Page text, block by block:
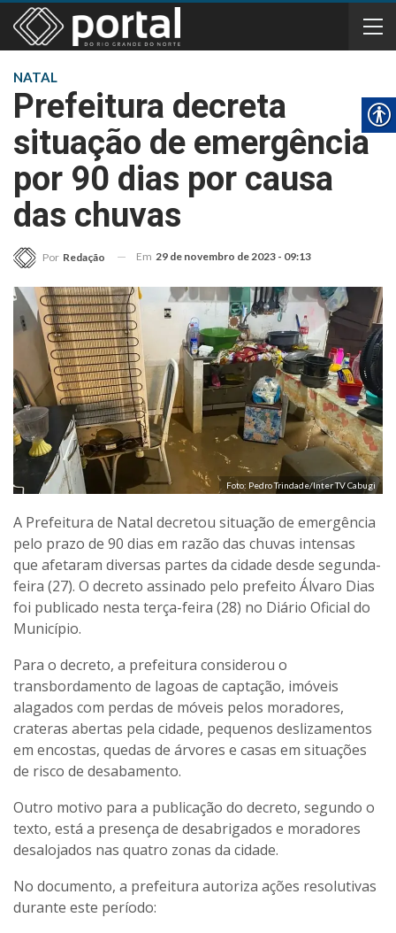
NATAL
Prefeitura decreta
situação de emergência
por 90 dias por causa
das chuvas
Por Redação Em 29 de novembro de 2023 - 09:13
Foto: Pedro Trindade/Inter TV Cabugi
A Prefeitura de Natal decretou situação de emergência
pelo prazo de 90 dias em razão das chuvas intensas
que afetaram diversas partes da cidade desde segunda-
feira (27). O decreto assinado pelo prefeito Álvaro Dias
foi publicado nesta terça-feira (28) no Diário Oficial do
Município.
Para o decreto, a prefeitura considerou o
transbordamento de lagoas de captação, imóveis
alagados com perdas de móveis pelos moradores,
crateras abertas pela cidade, pequenos deslizamentos
em encostas, quedas de árvores e casas em situações
de risco de desabamento.
Outro motivo para a publicação do decreto, segundo o
texto, está a presença de desabrigados e moradores
desalojados nas quatro zonas da cidade.
No documento, a prefeitura autoriza ações resolutivas
durante este período: